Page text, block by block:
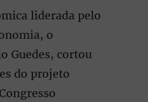
liderada pelo
o
Guedes, cortou
do projeto